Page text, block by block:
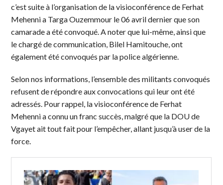
c’est suite à l’organisation de la visioconférence de Ferhat
Mehenni a Targa Ouzemmour le 06 avril dernier que son
camarade a été convoqué. A noter que lui-même, ainsi que
le chargé de communication, Bilel Hamitouche, ont
également été convoqués par la police algérienne.
Selon nos informations, l’ensemble des militants convoqués
refusent de répondre aux convocations qui leur ont été
adressés. Pour rappel, la visioconférence de Ferhat
Mehenni a connu un franc succès, malgré que la DOU de
Vgayet ait tout fait pour l’empêcher, allant jusqu’à user de la
force.